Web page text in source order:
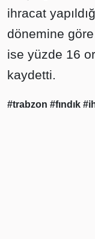
ihracat
dönemine
ise yüzde 16
kaydetti.
#trabzon #fındık